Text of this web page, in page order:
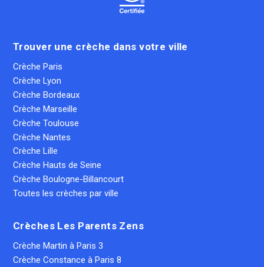
Trouver une crèche dans votre ville
Crèche Paris
Crèche Lyon
Crèche Bordeaux
Crèche Marseille
Crèche Toulouse
Crèche Nantes
Crèche Lille
Crèche Hauts de Seine
Crèche Boulogne-Billancourt
Toutes les crèches par ville
Crèches Les Parents Zens
Crèche Martin à Paris 3
Crèche Constance à Paris 8